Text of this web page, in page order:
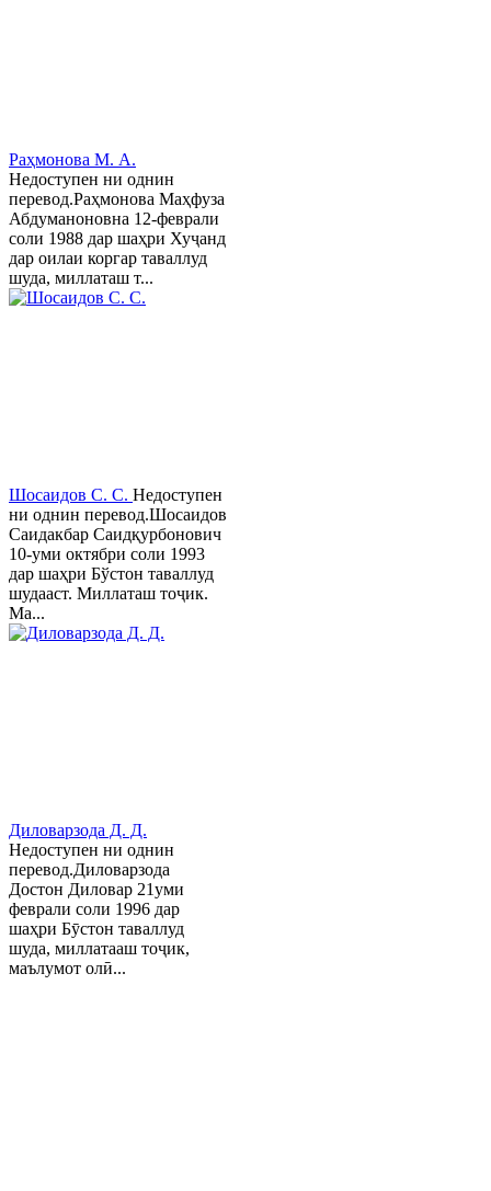
Раҳмонова М. А.
Недоступен ни однин
перевод.Раҳмонова Маҳфуза
Абдуманоновна 12-феврали
соли 1988 дар шаҳри Хуҷанд
дар оилаи коргар таваллуд
шуда, миллаташ т...
Шосаидов С. С. Недоступен
ни однин перевод.Шосаидов
Саидакбар Саидқурбонович
10-уми октябри соли 1993
дар шаҳри Бўстон таваллуд
шудааст. Миллаташ тоҷик.
Ма...
Диловарзода Д. Д.
Недоступен ни однин
перевод.Диловарзода
Достон Диловар 21уми
феврали соли 1996 дар
шаҳри Бӯстон таваллуд
шуда, миллатааш тоҷик,
маълумот олӣ...